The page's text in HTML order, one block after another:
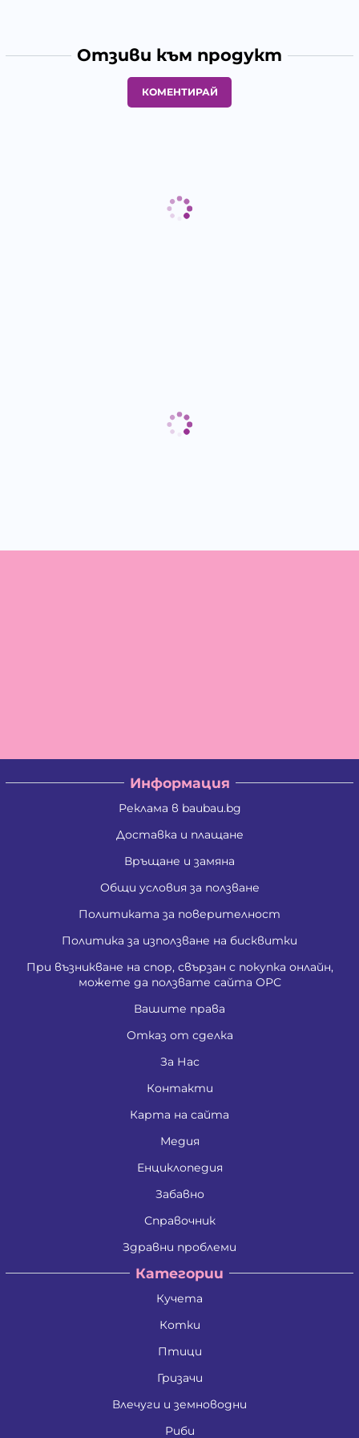
Отзиви към продукт
КОМЕНТИРАЙ
Информация
Реклама в baubau.bg
Доставка и плащане
Връщане и замяна
Общи условия за ползване
Политиката за поверителност
Политика за използване на бисквитки
При възникване на спор, свързан с покупка онлайн,
можете да ползвате сайта ОРС
Вашите права
Отказ от сделка
За Нас
Контакти
Карта на сайта
Медия
Енциклопедия
Забавно
Справочник
Здравни проблеми
Категории
Кучета
Котки
Птици
Гризачи
Влечуги и земноводни
Риби